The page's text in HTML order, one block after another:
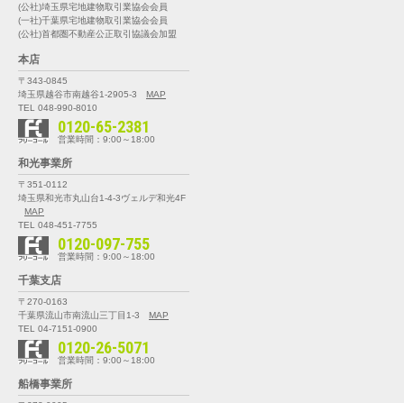
(公社)埼玉県宅地建物取引業協会会員
(一社)千葉県宅地建物取引業協会会員
(公社)首都圏不動産公正取引協議会加盟
本店
〒343-0845
埼玉県越谷市南越谷1-2905-3
MAP
TEL 048-990-8010
0120-65-2381
営業時間：9:00～18:00
和光事業所
〒351-0112
埼玉県和光市丸山台1-4-3ヴェルデ和光4F
MAP
TEL 048-451-7755
0120-097-755
営業時間：9:00～18:00
千葉支店
〒270-0163
千葉県流山市南流山三丁目1-3
MAP
TEL 04-7151-0900
0120-26-5071
営業時間：9:00～18:00
船橋事業所